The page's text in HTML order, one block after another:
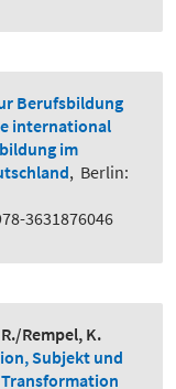
Berufsbildung
international
im
, Berlin:
3631876046
Rempel, K.
Subjekt und